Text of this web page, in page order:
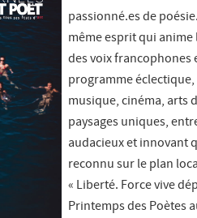
passionné.es de
même esprit qui
des voix
programme
musique, cinéma, arts
paysages uniques,
audacieux et innovant
reconnu sur le plan
« Liberté. Force vive
Printemps des Poètes